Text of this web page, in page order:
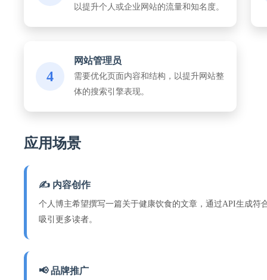
以提升个人或企业网站的流量和知名度。
4
网站管理员
需要优化页面内容和结构，以提升网站整
体的搜索引擎表现。
应用场景
✍️ 内容创作
个人博主希望撰写一篇关于健康饮食的文章，通过API生成符
吸引更多读者。
📢 品牌推广